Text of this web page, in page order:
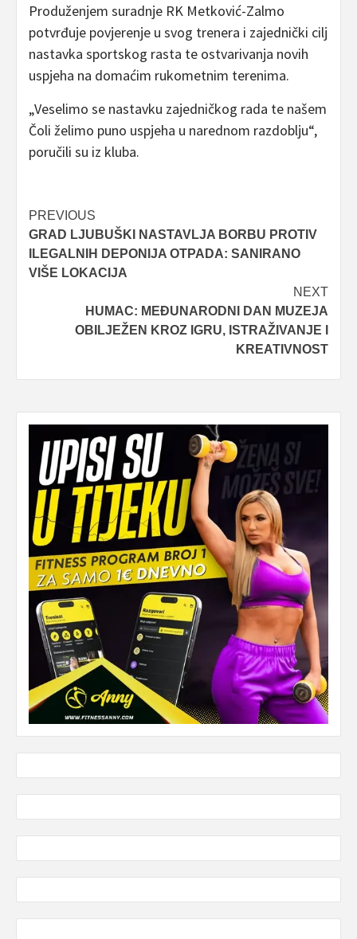
Produženjem suradnje RK Metković-Zalmo
potvrđuje povjerenje u svog trenera i zajednički cilj
nastavka sportskog rasta te ostvarivanja novih
uspjeha na domaćim rukometnim terenima.
„Veselimo se nastavku zajedničkog rada te našem
Čoli želimo puno uspjeha u narednom razdoblju“,
poručili su iz kluba.
Post
navigation
PREVIOUS
GRAD LJUBUŠKI NASTAVLJA BORBU PROTIV
ILEGALNIH DEPONIJA OTPADA: SANIRANO
VIŠE LOKACIJA
NEXT
HUMAC: MEĐUNARODNI DAN MUZEJA
OBILJEŽEN KROZ IGRU, ISTRAŽIVANJE I
KREATIVNOST